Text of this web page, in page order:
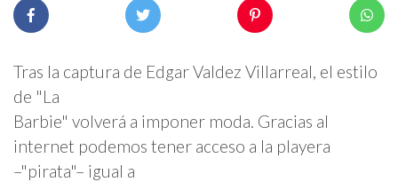
Tras la captura de Edgar Valdez Villarreal, el estilo
de "La
Barbie" volverá a imponer moda. Gracias al
internet podemos tener acceso a la playera
–"pirata"– igual a